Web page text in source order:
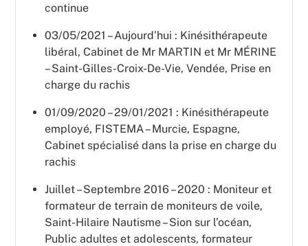
continue
03/05/2021 – Aujourd’hui : Kinésithérapeute
libéral, Cabinet de Mr MARTIN et Mr MÉRINE
– Saint-Gilles-Croix-De-Vie, Vendée, Prise en
charge du rachis
01/09/2020 – 29/01/2021 : Kinésithérapeute
employé, FISTEMA – Murcie, Espagne,
Cabinet spécialisé dans la prise en charge du
rachis
Juillet – Septembre 2016 – 2020 : Moniteur et
formateur de terrain de moniteurs de voile,
Saint-Hilaire Nautisme – Sion sur l’océan,
Public adultes et adolescents, formateur